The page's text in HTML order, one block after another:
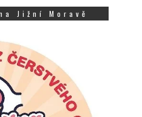
Jižní Moravě